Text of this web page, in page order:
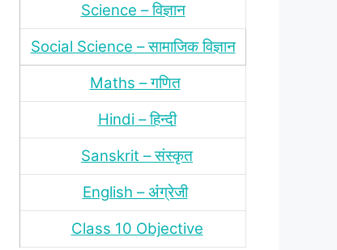
Science – विज्ञान
Social Science – सामाजिक विज्ञान
Maths – गणित
Hindi – हिन्‍दी
Sanskrit – संस्‍कृत
English – अंंग्रेजी
Class 10 Objective